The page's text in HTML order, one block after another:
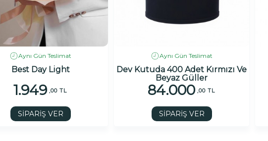
Aynı Gün Teslimat
Best Day Light
1.949 ,00 TL
SİPARİŞ VER
Aynı Gün Teslimat
Dev Kutuda 400 Adet Kırmızı Ve
Beyaz Güller
84.000 ,00 TL
SİPARİŞ VER